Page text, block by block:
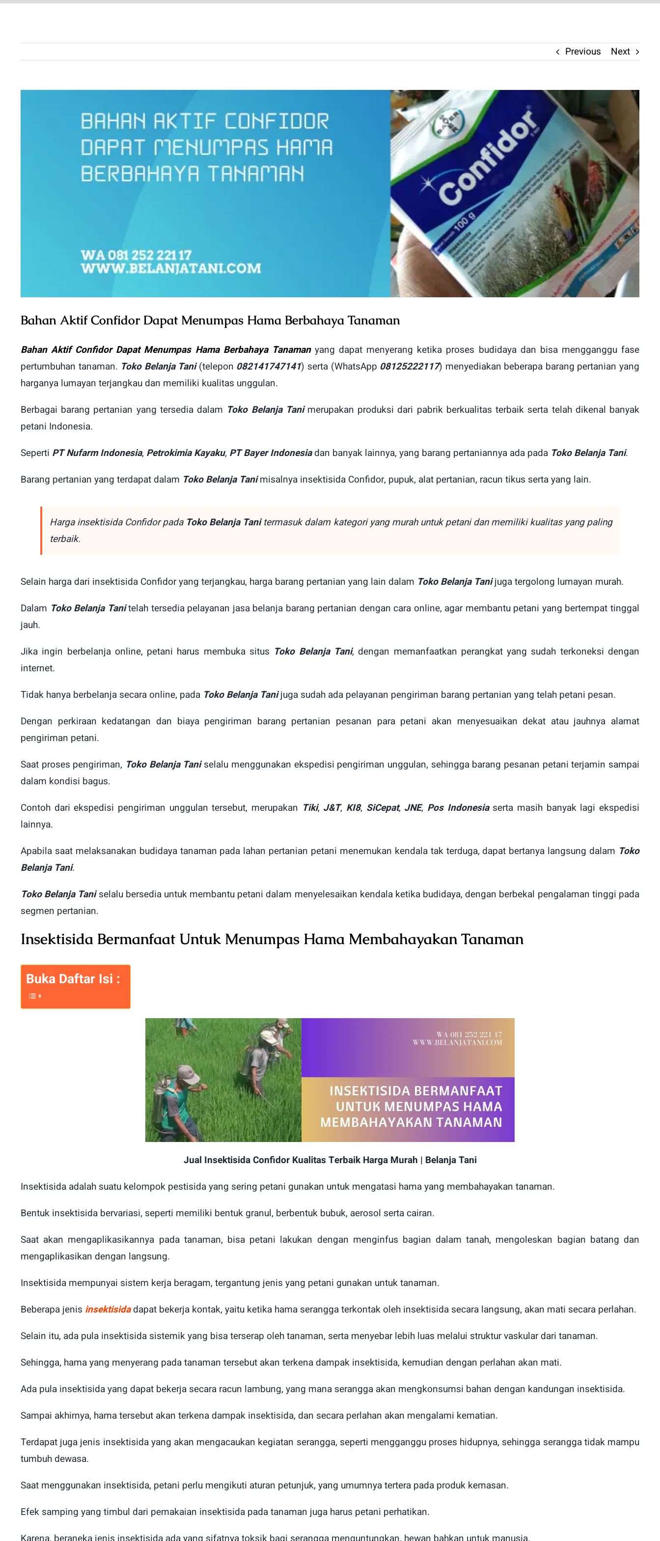
Previous Next
Bahan Aktif Confidor Dapat Menumpas Hama Berbahaya Tanaman
Bahan Aktif Confidor Dapat Menumpas Hama Berbahaya Tanamanyang dapat menyerang ketika proses budidaya dan bisa mengganggu fase
pertumbuhan tanaman. Toko Belanja Tani(telepon 082141747141) serta (WhatsApp 08125222117) menyediakan beberapa barang pertanian yang
harganya lumayan terjangkau dan memiliki kualitas unggulan.
Berbagai barang pertanian yang tersedia dalam Toko Belanja Tanimerupakan produksi dari pabrik berkualitas terbaik serta telah dikenal banyak
petani Indonesia.
Seperti PT Nufarm Indonesia, Petrokimia Kayaku, PT Bayer Indonesiadan banyak lainnya, yang barang pertaniannya ada pada Toko Belanja Tani.
Barang pertanian yang terdapat dalam Toko Belanja Tanimisalnya insektisida Confidor, pupuk, alat pertanian, racun tikus serta yang lain.
Harga insektisida Confidor pada Toko Belanja Tani termasuk dalam kategori yang murah untuk petani dan memiliki kualitas yang paling
terbaik.
Selain harga dari insektisida Confidor yang terjangkau, harga barang pertanian yang lain dalam Toko Belanja Tanijuga tergolong lumayan murah.
Dalam Toko Belanja Tanitelah tersedia pelayanan jasa belanja barang pertanian dengan cara online, agar membantu petani yang bertempat tinggal
jauh.
Jika ingin berbelanja online, petani harus membuka situs Toko Belanja Tani, dengan memanfaatkan perangkat yang sudah terkoneksi dengan
internet.
Tidak hanya berbelanja secara online, pada Toko Belanja Tanijuga sudah ada pelayanan pengiriman barang pertanian yang telah petani pesan.
Dengan perkiraan kedatangan dan biaya pengiriman barang pertanian pesanan para petani akan menyesuaikan dekat atau jauhnya alamat
pengiriman petani.
Saat proses pengiriman, Toko Belanja Taniselalu menggunakan ekspedisi pengiriman unggulan, sehingga barang pesanan petani terjamin sampai
dalam kondisi bagus.
Contoh dari ekspedisi pengiriman unggulan tersebut, merupakan Tiki, J&T, KI8, SiCepat, JNE, Pos Indonesiaserta masih banyak lagi ekspedisi
lainnya.
Apabila saat melaksanakan budidaya tanaman pada lahan pertanian petani menemukan kendala tak terduga, dapat bertanya langsung dalam Toko
Belanja Tani.
Toko Belanja Tani selalu bersedia untuk membantu petani dalam menyelesaikan kendala ketika budidaya, dengan berbekal pengalaman tinggi pada
segmen pertanian.
Insektisida Bermanfaat Untuk Menumpas Hama Membahayakan Tanaman
Buka Daftar Isi :
Jual Insektisida Confidor Kualitas Terbaik Harga Murah | Belanja Tani
Insektisida adalah suatu kelompok pestisida yang sering petani gunakan untuk mengatasi hama yang membahayakan tanaman.
Bentuk insektisida bervariasi, seperti memiliki bentuk granul, berbentuk bubuk, aerosol serta cairan.
Saat akan mengaplikasikannya pada tanaman, bisa petani lakukan dengan menginfus bagian dalam tanah, mengoleskan bagian batang dan
mengaplikasikan dengan langsung.
Insektisida mempunyai sistem kerja beragam, tergantung jenis yang petani gunakan untuk tanaman.
Beberapa jenis insektisidadapat bekerja kontak, yaitu ketika hama serangga terkontak oleh insektisida secara langsung, akan mati secara perlahan.
Selain itu, ada pula insektisida sistemik yang bisa terserap oleh tanaman, serta menyebar lebih luas melalui struktur vaskular dari tanaman.
Sehingga, hama yang menyerang pada tanaman tersebut akan terkena dampak insektisida, kemudian dengan perlahan akan mati.
Ada pula insektisida yang dapat bekerja secara racun lambung, yang mana serangga akan mengkonsumsi bahan dengan kandungan insektisida.
Sampai akhirnya, hama tersebut akan terkena dampak insektisida, dan secara perlahan akan mengalami kematian.
Terdapat juga jenis insektisida yang akan mengacaukan kegiatan serangga, seperti mengganggu proses hidupnya, sehingga serangga tidak mampu
tumbuh dewasa.
Saat menggunakan insektisida, petani perlu mengikuti aturan petunjuk, yang umumnya tertera pada produk kemasan.
Efek samping yang timbul dari pemakaian insektisida pada tanaman juga harus petani perhatikan.